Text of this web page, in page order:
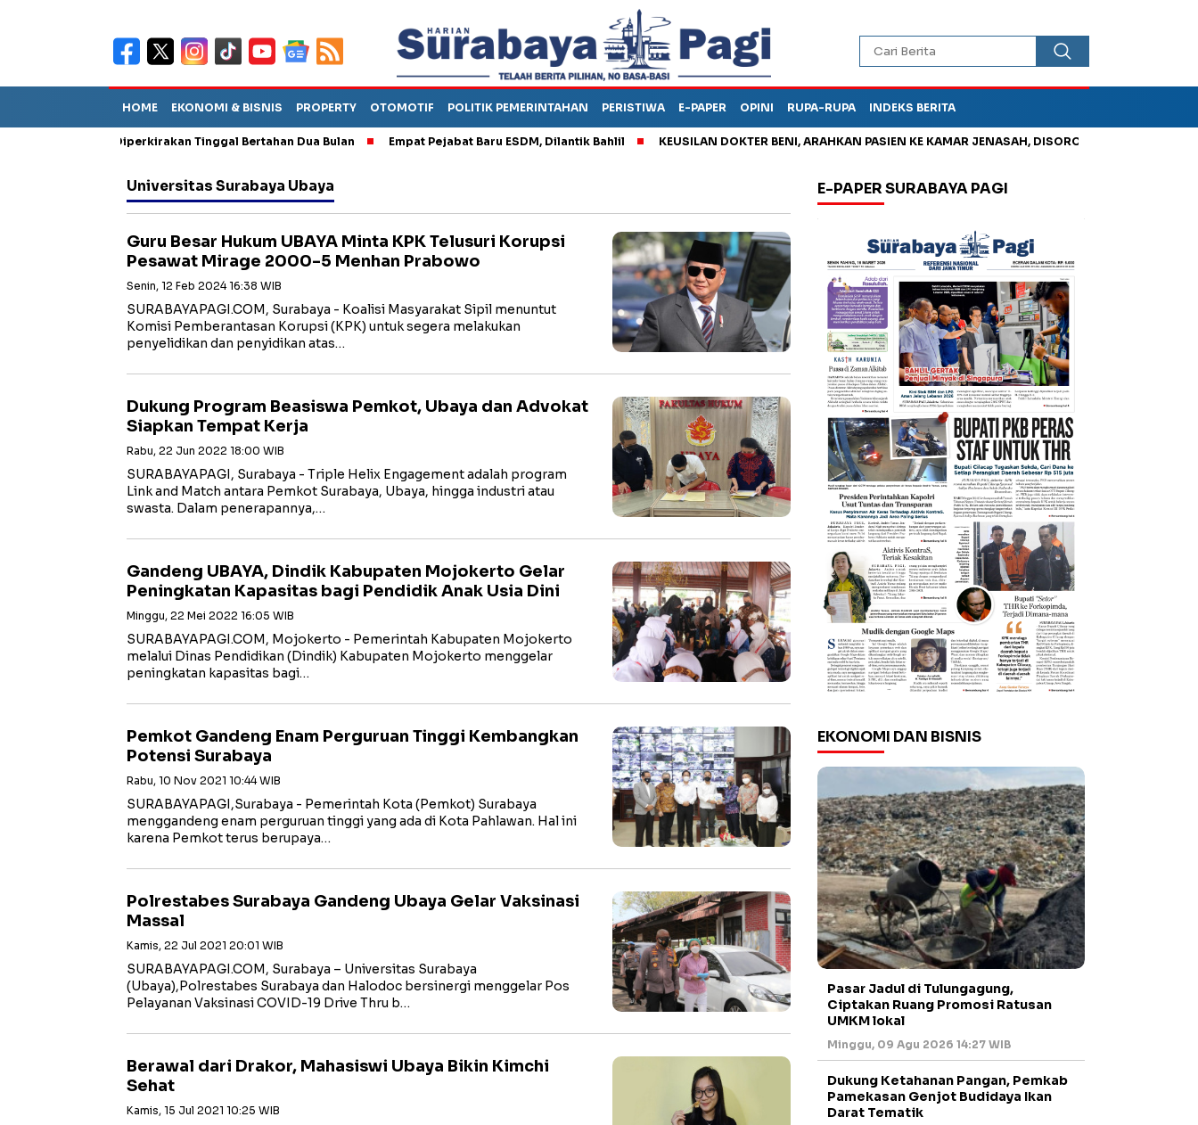
HOME EKONOMI & BISNIS PROPERTY OTOMOTIF POLITIK PEMERINTAHAN PERISTIWA E-PAPER OPINI RUPA-RUPA INDEKS BERITA
Sebut TPA Diperkirakan Tinggal Bertahan Dua Bulan Empat Pejabat Baru ESDM, Dilantik Bahlil KEUSILAN DOKTER BENI, ARAHKAN PASIEN KE KAMAR JENASAH, DISOROT
Universitas Surabaya Ubaya
Guru Besar Hukum UBAYA Minta KPK Telusuri Korupsi
Pesawat Mirage 2000-5 Menhan Prabowo
Senin, 12 Feb 2024 16:38 WIB
SURABAYAPAGI.COM, Surabaya - Koalisi Masyarakat Sipil menuntut
Komisi Pemberantasan Korupsi (KPK) untuk segera melakukan
penyelidikan dan penyidikan atas…
Dukung Program Beasiswa Pemkot, Ubaya dan Advokat
Siapkan Tempat Kerja
Rabu, 22 Jun 2022 18:00 WIB
SURABAYAPAGI, Surabaya - Triple Helix Engagement adalah program
Link and Match antara Pemkot Surabaya, Ubaya, hingga industri atau
swasta. Dalam penerapannya,…
Gandeng UBAYA, Dindik Kabupaten Mojokerto Gelar
Peningkatan Kapasitas bagi Pendidik Anak Usia Dini
Minggu, 22 Mei 2022 16:05 WIB
SURABAYAPAGI.COM, Mojokerto - Pemerintah Kabupaten Mojokerto
melalui Dinas Pendidikan (Dindik) Kabupaten Mojokerto menggelar
peningkatan kapasitas bagi…
Pemkot Gandeng Enam Perguruan Tinggi Kembangkan
Potensi Surabaya
Rabu, 10 Nov 2021 10:44 WIB
SURABAYAPAGI,Surabaya - Pemerintah Kota (Pemkot) Surabaya
menggandeng enam perguruan tinggi yang ada di Kota Pahlawan. Hal ini
karena Pemkot terus berupaya…
Polrestabes Surabaya Gandeng Ubaya Gelar Vaksinasi
Massal
Kamis, 22 Jul 2021 20:01 WIB
SURABAYAPAGI.COM, Surabaya – Universitas Surabaya
(Ubaya),Polrestabes Surabaya dan Halodoc bersinergi menggelar Pos
Pelayanan Vaksinasi COVID-19 Drive Thru b…
Berawal dari Drakor, Mahasiswi Ubaya Bikin Kimchi
Sehat
Kamis, 15 Jul 2021 10:25 WIB
E-PAPER SURABAYA PAGI
EKONOMI DAN BISNIS
Pasar Jadul di Tulungagung,
Ciptakan Ruang Promosi Ratusan
UMKM lokal
Minggu, 09 Agu 2026 14:27 WIB
Dukung Ketahanan Pangan, Pemkab
Pamekasan Genjot Budidaya Ikan
Darat Tematik